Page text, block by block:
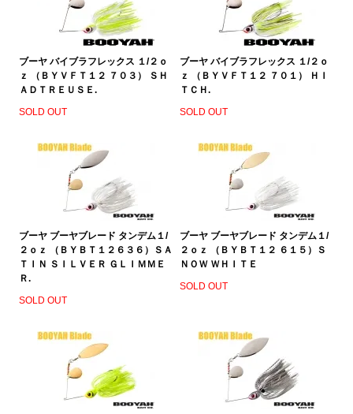
ブーヤ バイブラフレックス １/２ｏ
ｚ （ＢＹＶＦＴ１２ ７０３） ＳＨ
ＡＤＴＲＥＵＳＥ.
SOLD OUT
ブーヤ バイブラフレックス １/２ｏ
ｚ （ＢＹＶＦＴ１２ ７０１） ＨＩ
ＴＣＨ.
SOLD OUT
ブーヤ ブーヤブレード タンデム１/
２ｏｚ （ＢＹＢＴ１２６３６）ＳＡ
ＴＩＮ ＳＩＬＶＥＲ ＧＬＩＭＭＥ
Ｒ.
SOLD OUT
ブーヤ ブーヤブレード タンデム１/
２ｏｚ （ＢＹＢＴ１２ ６１５）Ｓ
ＮＯＷ ＷＨＩＴＥ
SOLD OUT